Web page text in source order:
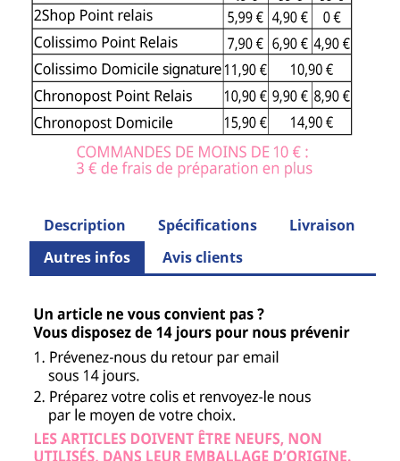
Description Spécifications
Livraison
Autres infos
Avis clients